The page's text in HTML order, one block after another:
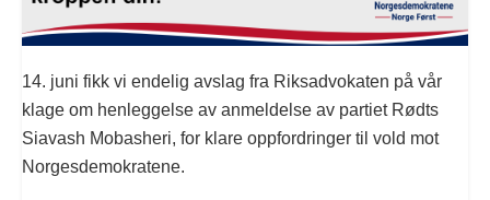
14. juni fikk vi endelig avslag fra Riksadvokaten på vår
klage om henleggelse av anmeldelse av partiet Rødts
Siavash Mobasheri, for klare oppfordringer til vold mot
Norgesdemokratene.